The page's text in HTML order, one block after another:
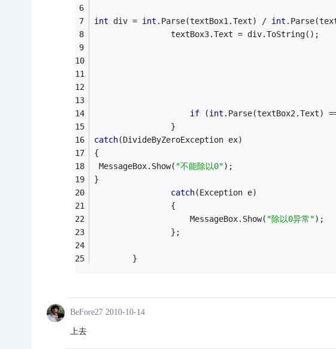
int div = int .Parse(textBox1.Text) / int
                textBox3.Text = div.ToString();
if (int .Parse(textBox2.Text)
                }
catch(DivideByZeroException ex)
{
MessageBox.Show( "不能除以0");
}
catch(Exception e)
                {
                    MessageBox.Show(
"除以0异常");
                };
        }
BeFore27 2010-10-14
上去